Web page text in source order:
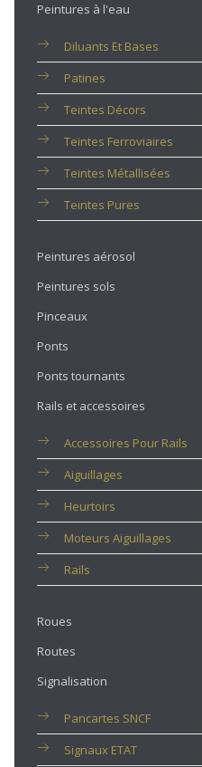
Peintures à l'eau
Diluants Et Bases
Patines
Teintes Décors
Teintes Ferroviaires
Teintes Métallisées
Teintes Pures
Peintures aérosol
Peintures sols
Pinceaux
Ponts
Ponts tournants
Rails et accessoires
Accessoires Pour Rails
Aiguillages
Heurtoirs
Moteurs Aiguillages
Rails
Roues
Routes
Signalisation
Pancartes SNCF
Signaux ETAT